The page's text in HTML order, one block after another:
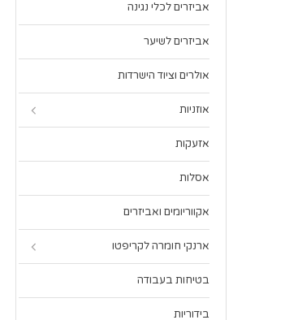
אביזרים לכלי נגינה
אביזרים לשיער
אולרים וציוד הישרדות
אוזניות
אזעקות
אסלות
אקווריומים ואביזרים
ארנקי חומרה לקריפטו
בטיחות בעבודה
בידוריות